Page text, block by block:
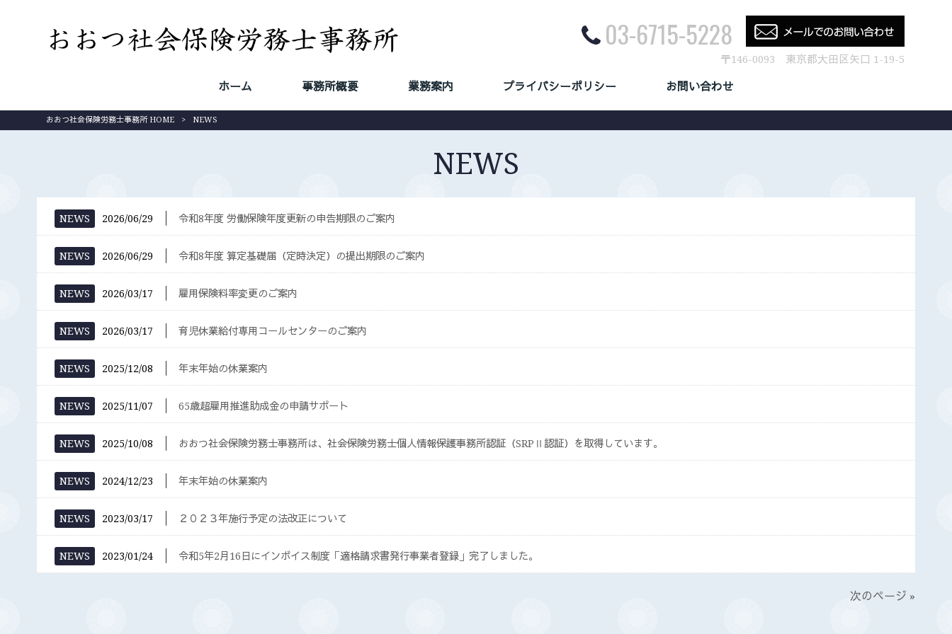
03-6715-5228
〒146-0093 東京都大田区矢口 1-19-5
ホーム 事務所概要 業務案内 プライバシーポリシー お問い合わせ
おおつ社会保険労務士事務所 HOME > NEWS
NEWS
NEWS 2026/06/29 令和8年度 労働保険年度更新の申告期限のご案内
NEWS 2026/06/29 令和8年度 算定基礎届（定時決定）の提出期限のご案内
NEWS 2026/03/17 雇用保険料率変更のご案内
NEWS 2026/03/17 育児休業給付専用コールセンターのご案内
NEWS 2025/12/08 年末年始の休業案内
NEWS 2025/11/07 65歳超雇用推進助成金の申請サポート
NEWS 2025/10/08 おおつ社会保険労務士事務所は、社会保険労務士個人情報保護事務所認証（SRPⅡ認証）を取得しています。
NEWS 2024/12/23 年末年始の休業案内
NEWS 2023/03/17 ２０２３年施行予定の法改正について
NEWS 2023/01/24 令和5年2月16日にインボイス制度「適格請求書発行事業者登録」完了しました。
次のページ »